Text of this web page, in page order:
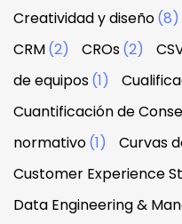
Creatividad y diseño(8)
CRM(2) CROs(2)
de equipos(1)
Cuantificación de
normativo(1) Curvas
Customer Experience
Data Engineering &